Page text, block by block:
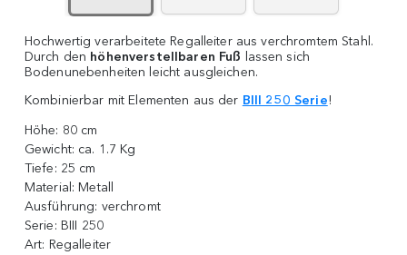
Hochwertig verarbeitete Regalleiter aus verchromtem Stahl.
Durch den höhenverstellbaren Fuß lassen sich
Bodenunebenheiten leicht ausgleichen.
Kombinierbar mit Elementen aus der BIII 250 Serie!
Höhe: 80 cm
Gewicht: ca. 1.7 Kg
Tiefe: 25 cm
Material: Metall
Ausführung: verchromt
Serie: BIII 250
Art: Regalleiter